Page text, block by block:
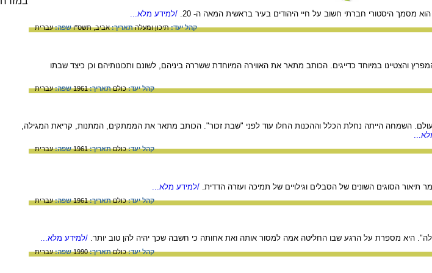
מסמך היסטורי חברתי חשוב על חיי היהודים בעיר בראשית המאה ה- 20. /למידע מלא...
קהל יעד:תיכון ומעלהתאריך:אביב, תשס"ושפה:עברית
והמפרץ והצטיינו במיוחד כדייגים. הכותב מתאר את האווירה המיוחדת ששררה ביניהם, לשונם ותכונותיהם וכן כיצד שבתו
קהל יעד:כולםתאריך:1961 שפה:עברית
השמחה הייתה נחלת הכלל וההכנות החלו עוד לפני "שבת זכור". הכותב מתאר את הממתקים, המתנות, קריאת המגילה,
קהל יעד:כולםתאריך:1961 שפה:עברית
תיאור הסוגים השונים של הסבלים וגילויים של תמיכה ועזרה הדדית. /למידע מלא...
קהל יעד:כולםתאריך:1961 שפה:עברית
היא מספרת על הרגע שבו החליטה אמה למסור אותה ואת אחותה כי חשבה שכך יהיה להן טוב יותר. /למידע מלא...
קהל יעד:כולםתאריך:1990 שפה:עברית